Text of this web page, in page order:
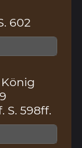
602
S. 598ff.